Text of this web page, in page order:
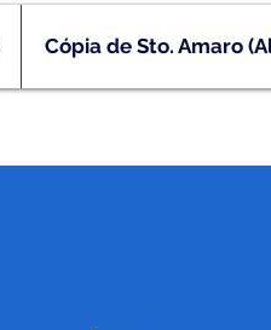
Cópia de Sto. Amaro